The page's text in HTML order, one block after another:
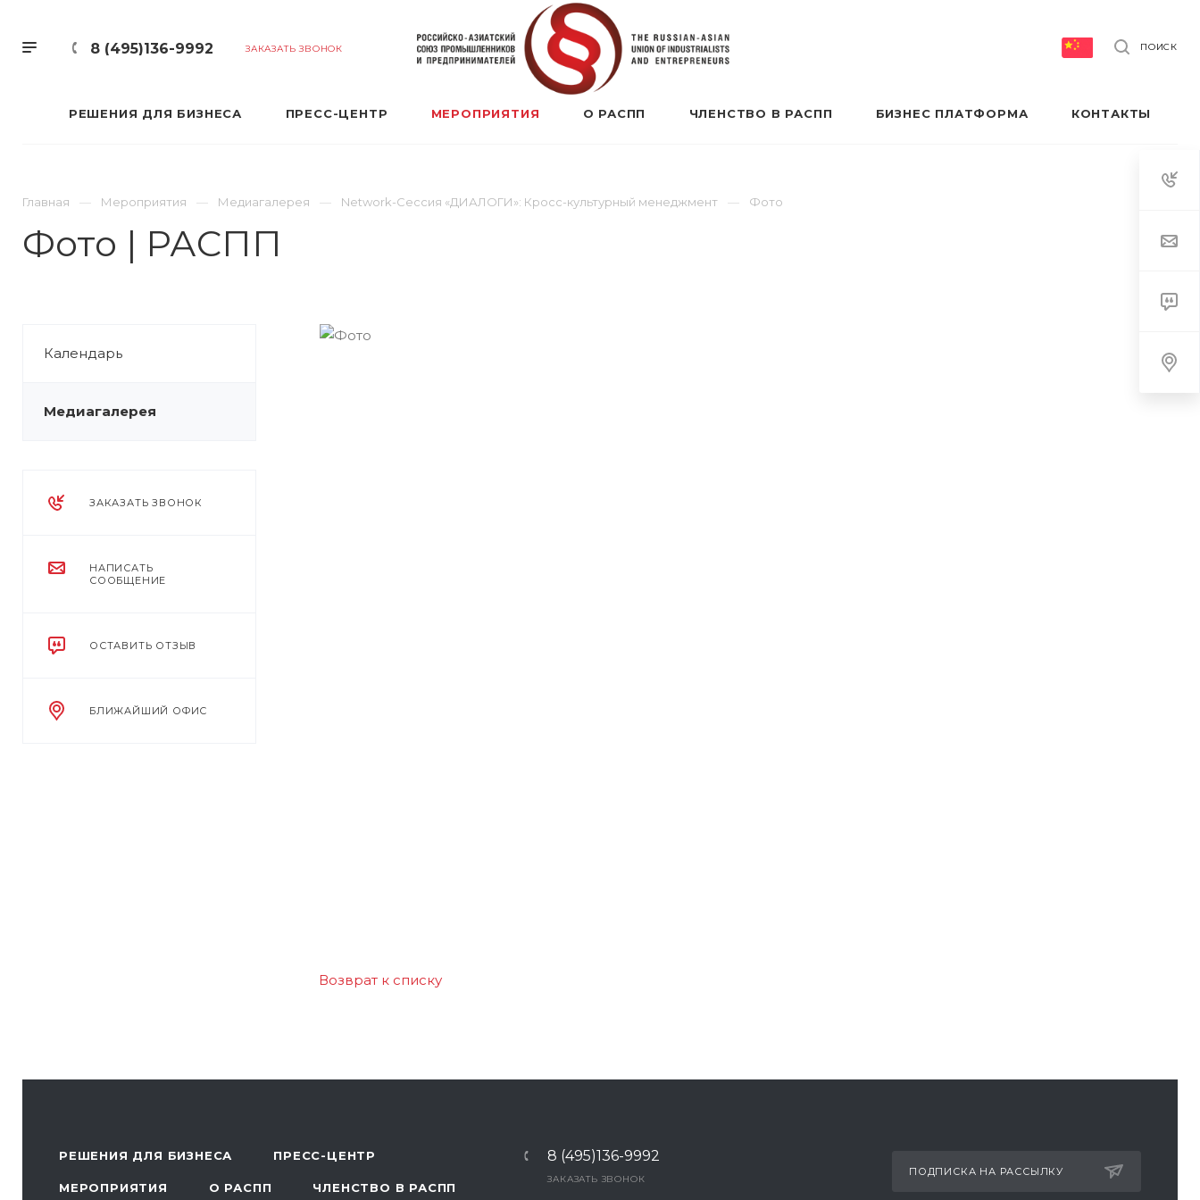
8 (495)136-9992 ЗАКАЗАТЬ ЗВОНОК ПОИСК
РЕШЕНИЯ ДЛЯ БИЗНЕСА ПРЕСС-ЦЕНТР МЕРОПРИЯТИЯ О РАСПП ЧЛЕНСТВО В РАСПП БИЗНЕС ПЛАТФОРМА КОНТАКТЫ
Главная Мероприятия Медиагалерея Network-Сессия «ДИАЛОГИ»: Кросс-культурный менеджмент Фото
Фото | РАСПП
Календарь
Медиагалерея
ЗАКАЗАТЬ ЗВОНОК
НАПИСАТЬ
СООБЩЕНИЕ
ОСТАВИТЬ ОТЗЫВ
БЛИЖАЙШИЙ ОФИС
Возврат к списку
РЕШЕНИЯ ДЛЯ БИЗНЕСА ПРЕСС-ЦЕНТР
МЕРОПРИЯТИЯ О РАСПП ЧЛЕНСТВО В РАСПП
8 (495)136-9992
ЗАКАЗАТЬ ЗВОНОК
ПОДПИСКА НА РАССЫЛКУ